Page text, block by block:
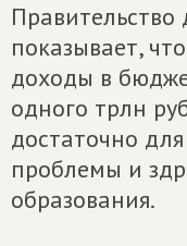
показывает,
доходы в
одного трлн
достаточно
проблемы и
образования.